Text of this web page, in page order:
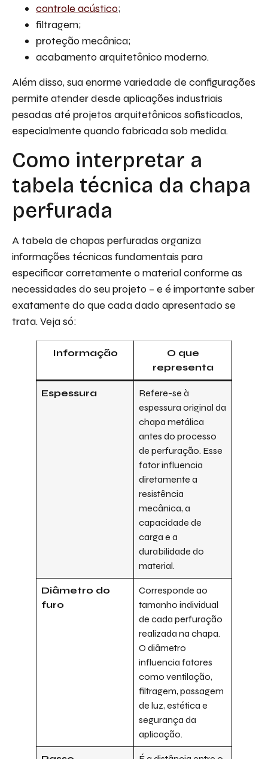
controle acústico;
filtragem;
proteção mecânica;
acabamento arquitetônico moderno.
Além disso, sua enorme variedade de configurações
permite atender desde aplicações industriais
pesadas até projetos arquitetônicos sofisticados,
especialmente quando fabricada sob medida.
Como interpretar a
tabela técnica da chapa
perfurada
A tabela de chapas perfuradas organiza
informações técnicas fundamentais para
especificar corretamente o material conforme as
necessidades do seu projeto – e é importante saber
exatamente do que cada dado apresentado se
trata. Veja só:
Informação
O que
representa
Espessura
Refere-se à
espessura original da
chapa metálica
antes do processo
de perfuração. Esse
fator influencia
diretamente a
resistência
mecânica, a
capacidade de
carga e a
durabilidade do
material.
Diâmetro do
furo
Corresponde ao
tamanho individual
de cada perfuração
realizada na chapa.
O diâmetro
influencia fatores
como ventilação,
filtragem, passagem
de luz, estética e
segurança da
aplicação.